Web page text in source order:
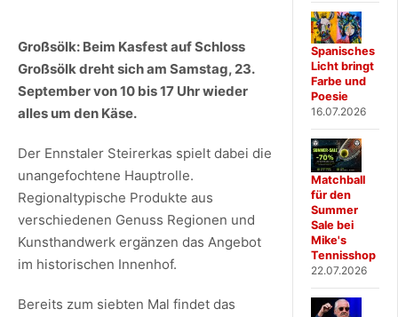
Großsölk: Beim Kasfest auf Schloss
Großsölk dreht sich am Samstag, 23.
September von 10 bis 17 Uhr wieder
alles um den Käse.
Der Ennstaler Steirerkas spielt dabei die
unangefochtene Hauptrolle.
Regionaltypische Produkte aus
verschiedenen Genuss Regionen und
Kunsthandwerk ergänzen das Angebot
im historischen Innenhof.
Bereits zum siebten Mal findet das
Spanisches
Licht bringt
Farbe und
Poesie
16.07.2026
Matchball
für den
Summer
Sale bei
Mike's
Tennisshop
22.07.2026